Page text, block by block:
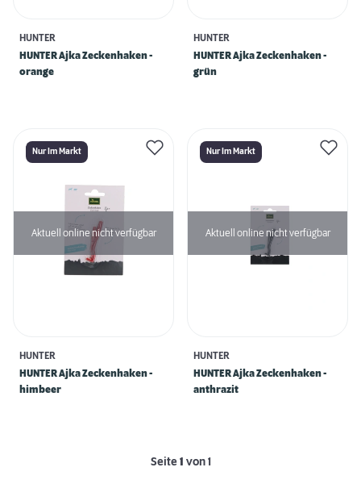
HUNTER
HUNTER Ajka Zeckenhaken -
orange
HUNTER
HUNTER Ajka Zeckenhaken -
grün
Nur Im Markt
Aktuell online nicht verfügbar
HUNTER
HUNTER Ajka Zeckenhaken -
himbeer
Nur Im Markt
Aktuell online nicht verfügbar
HUNTER
HUNTER Ajka Zeckenhaken -
anthrazit
Seite1 von 1